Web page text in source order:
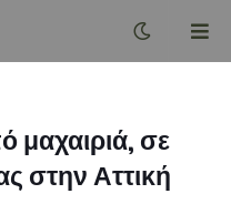
μαχαιριά, σε
στην Αττική